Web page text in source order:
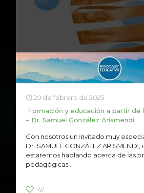
20 de febrero de 2025
Formación y educación a partir de
– Dr. Samuel González Arismendi
Con nosotros un invitado muy
Dr. SAMUEL GONZÁLEZ
estaremos hablando acerca de las
pedagógicas...
47